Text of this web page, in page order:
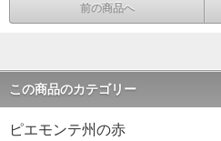
前の商品へ
この商品のカテゴリー
ピエモンテ州の赤